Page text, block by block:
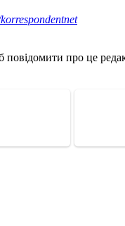
повідомити про це